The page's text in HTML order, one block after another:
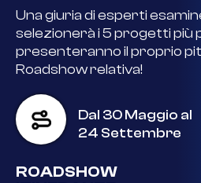
Una giuria di esperti
selezionerà i 5 progetti
presenteranno il proprio
Roadshow relativa!
Dal 30 Maggio al
24 Settembre
ROADSHOW